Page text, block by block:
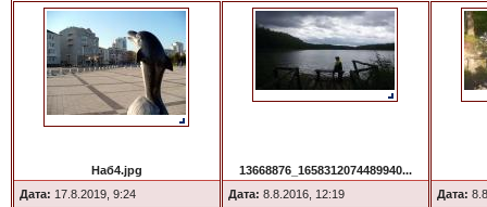
Наб4.jpg
Дата: 17.8.2019, 9:24
13668876_1658312074489940...
Дата: 8.8.2016, 12:19 Дата: